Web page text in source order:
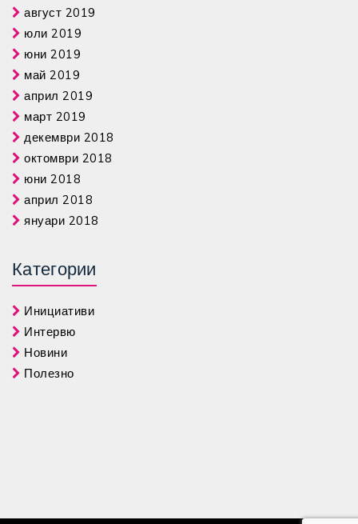
август 2019
юли 2019
юни 2019
май 2019
април 2019
март 2019
декември 2018
октомври 2018
юни 2018
април 2018
януари 2018
Категории
Инициативи
Интервю
Новини
Полезно